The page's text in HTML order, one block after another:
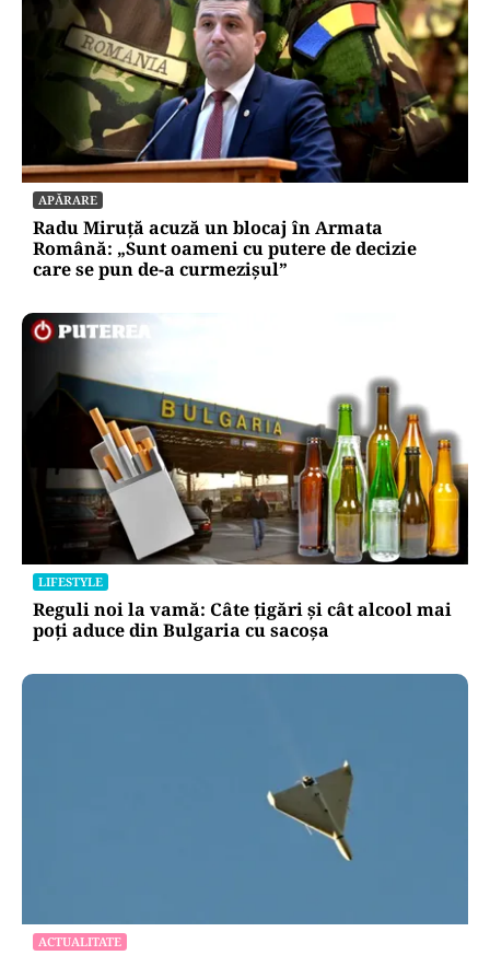
APĂRARE
Radu Miruță acuză un blocaj în Armata
Română: „Sunt oameni cu putere de decizie
care se pun de-a curmezișul”
LIFESTYLE
Reguli noi la vamă: Câte țigări și cât alcool mai
poți aduce din Bulgaria cu sacoșa
ACTUALITATE